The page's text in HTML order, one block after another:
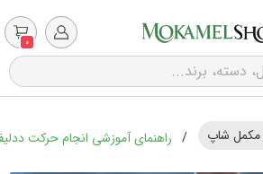
0
مکمل شاپ / راهنمای آموزشی انجام حرکت